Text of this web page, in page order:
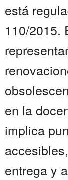
está
110/2015.
en la
implica
entrega y